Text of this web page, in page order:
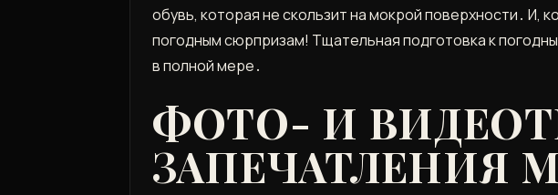
обувь, которая не скользит на мокрой поверхности․ И,
погодным сюрпризам! Тщательная подготовка к
в полной мере․
ФОТО- И
ЗАПЕЧАТЛЕНИЯ